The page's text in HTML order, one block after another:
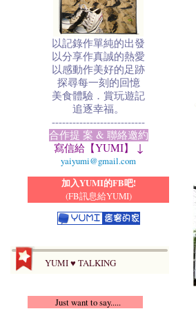
以記錄作單純的出發
以分享作真誠的熱愛
以感動作美好的足跡
探尋每一刻的回憶
美食體驗．賞玩遊記
追逐幸福。
---------------------------
合作提 案 & 聯絡邀約
寫信給【YUMI】 ↓
yaiyumi@gmail.com
加入YUMI的FB吧!
(FB訊息給YUMI)
YUMI ♥ TALKING
Just want to say.....